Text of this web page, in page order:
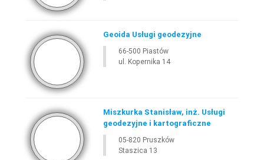
Geoida Usługi geodezyjne
66-500 Piastów
ul. Kopernika 14
Miszkurka Stanisław, inż. Usługi
geodezyjne i kartograficzne
05-820 Pruszków
Staszica 13